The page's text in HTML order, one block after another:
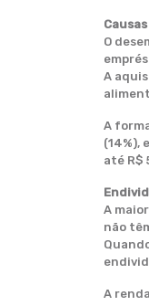
O
A
A
(14%),
até R$
A
não
A